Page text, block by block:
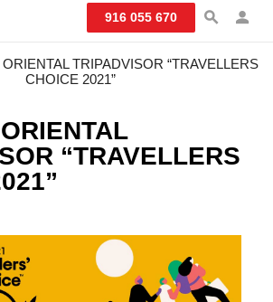
916 055 670
TRIPADVISOR “TRAVELLERS
CHOICE 2021”
“TRAVELLERS